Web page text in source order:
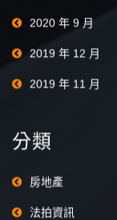
2020 年 9 月
2019 年 12 月
2019 年 11 月
分類
房地產
法拍資訊